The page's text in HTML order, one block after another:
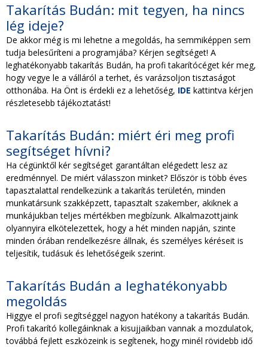
Takarítás Budán: mit tegyen, ha nincs
lég ideje?
De akkor még is mi lehetne a megoldás, ha semmiképpen sem
tudja belesűríteni a programjába? Kérjen segítséget! A
leghatékonyabb takarítás Budán, ha profi takarítócéget kér meg,
hogy vegye le a válláról a terhet, és varázsoljon tisztaságot
otthonába. Ha Önt is érdekli ez a lehetőség, IDE kattintva kérjen
részletesebb tájékoztatást!
Takarítás Budán: miért éri meg profi
segítséget hívni?
Ha cégünktől kér segítséget garantáltan elégedett lesz az
eredménnyel. De miért válasszon minket? Először is több éves
tapasztalattal rendelkezünk a takarítás területén, minden
munkatársunk szakképzett, tapasztalt szakember, akiknek a
munkájukban teljes mértékben megbízunk. Alkalmazottjaink
olyannyira elkötelezettek, hogy a hét minden napján, szinte
minden órában rendelkezésre állnak, és személyes kéréseit is
teljesítik, tudásuk és lehetőségeik szerint.
Takarítás Budán a leghatékonyabb
megoldás
Higgye el profi segítséggel nagyon hatékony a takarítás Budán.
Profi takarító kollegáinknak a kisujjaikban vannak a mozdulatok,
továbbá fejlett eszközeink is segítenek, hogy minél rövidebb idő